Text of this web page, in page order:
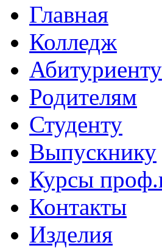
Главная
Колледж
Абитуриенту
Родителям
Студенту
Выпускнику
Курсы
Контакты
Изделия